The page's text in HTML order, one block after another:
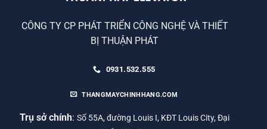
CÔNG TY CP PHÁT TRIỂN CÔNG NGHỆ VÀ THIẾT
BỊ THUẬN PHÁT
0931.532.555
THANGMAYCHINHHANG.COM
Trụ sở chính: Số 55A, đường Louis I, KĐT Louis City, Đại